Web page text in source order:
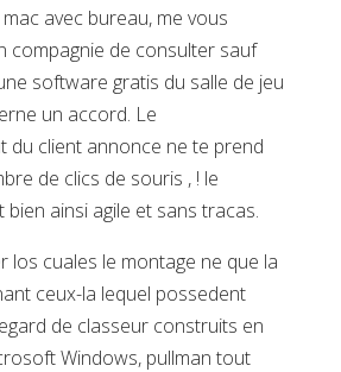
avec bureau, me vous
compagnie de consulter sauf
software gratis du salle de jeu
un accord. Le
du client annonce ne te prend
de clics de souris , ! le
bien ainsi agile et sans tracas.
los cuales le montage ne que la
ceux-la lequel possedent
de classeur construits en
Windows, pullman tout